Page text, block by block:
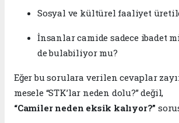
Sosyal ve kültürel faaliyet
İnsanlar camide sadece ibadet
de bulabiliyor mu?
Eğer bu sorulara verilen cevaplar
mesele “STK’lar neden dolu?” değil,
“Camiler neden eksik kalıyor?”